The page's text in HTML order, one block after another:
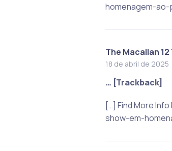
homenagem-
The Macallan
18 de abril de 2025
… [Trackback]
[…] Find More
show-em-